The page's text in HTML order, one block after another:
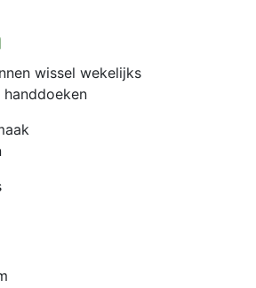
wissel wekelijks
handdoeken